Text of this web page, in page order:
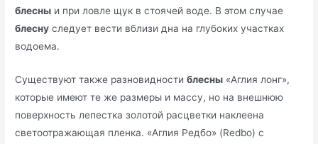
блесны и при ловле щук в стоячей воде. В этом случае
блесну следует вести вблизи дна на глубоких участках
водоема.
Существуют также разновидностиблесны «Аглия лонг»,
которые имеют те же размеры и массу, но на внешнюю
поверхность лепестка золотой расцветки наклеена
светоотражающая пленка. «Аглия Редбо» (Redbo) с